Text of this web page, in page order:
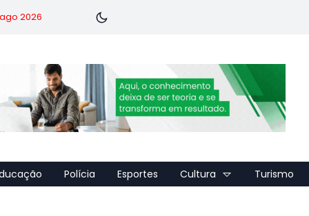
2026
Polícia Esportes Cultura Turismo